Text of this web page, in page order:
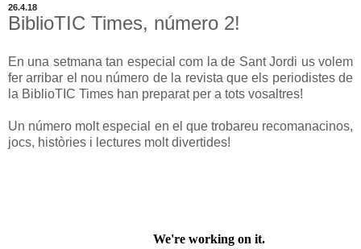
26.4.18
BiblioTIC Times, número 2!
En una setmana tan especial com la de Sant Jordi us volem
fer arribar el nou número de la revista que els periodistes de
la BiblioTIC Times han preparat per a tots vosaltres!
Un número molt especial en el que trobareu recomanacinos,
jocs, històries i lectures molt divertides!